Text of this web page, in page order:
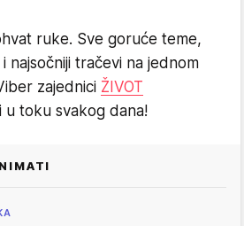
ruke. Sve goruće teme,
najsočniji tračevi na jednom
zajednici ŽIVOT
u toku svakog dana!